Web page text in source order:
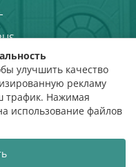
улучшить качество
рекламу
трафик. Нажимая
использование файлов